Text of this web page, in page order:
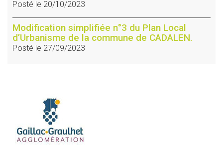
Posté le 20/10/2023
Modification simplifiée n°3 du Plan Local
d’Urbanisme de la commune de CADALEN.
Posté le 27/09/2023